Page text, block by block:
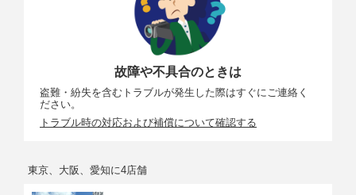
故障や不具合のときは
盗難・紛失を含むトラブルが発生した際はすぐにご連絡く
ださい。
トラブル時の対応および補償について確認する
東京、大阪、愛知に4店舗